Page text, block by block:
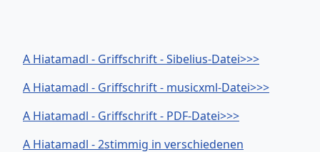
A Hiatamadl - Griffschrift - Sibelius-Datei>>>
A Hiatamadl - Griffschrift - musicxml-Datei>>>
A Hiatamadl - Griffschrift - PDF-Datei>>>
A Hiatamadl - 2stimmig in verschiedenen